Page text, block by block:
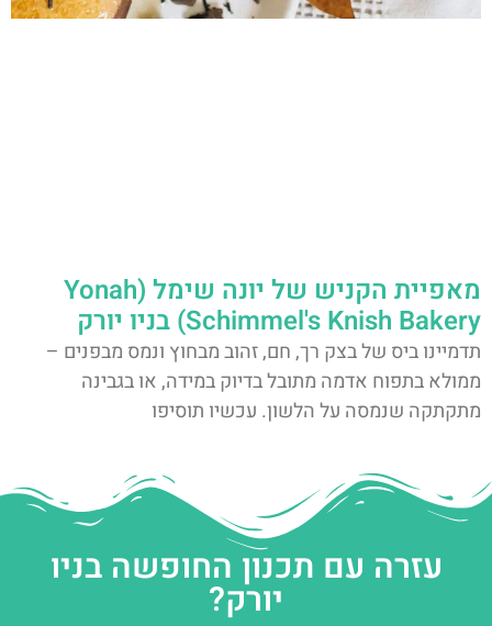
מאפיית הקניש של יונה שימל (Yonah
Schimmel's Knish Bakery) בניו יורק
תדמיינו ביס של בצק רך, חם, זהוב מבחוץ ונמס מבפנים –
ממולא בתפוח אדמה מתובל בדיוק במידה, או בגבינה
מתקתקה שנמסה על הלשון. עכשיו תוסיפו
עזרה עם תכנון החופשה בניו
יורק?